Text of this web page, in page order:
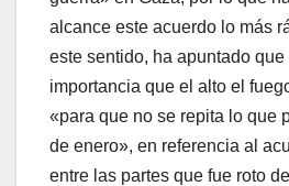
alcance este acuerdo lo más
este sentido, ha apuntado que
importancia que el alto el
«para que no se repita lo que
de enero», en referencia al
entre las partes que fue roto